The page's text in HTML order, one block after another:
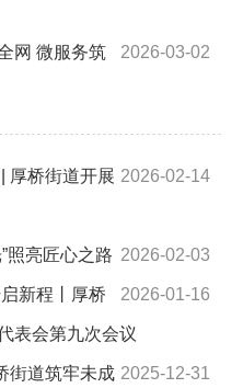
2026-03-02
网 微服务筑
2026-02-14
厚桥街道开展
2026-02-03
照亮匠心之路
2026-01-16
新程丨厚桥
表会第九次会议
2025-12-31
街道筑牢未成